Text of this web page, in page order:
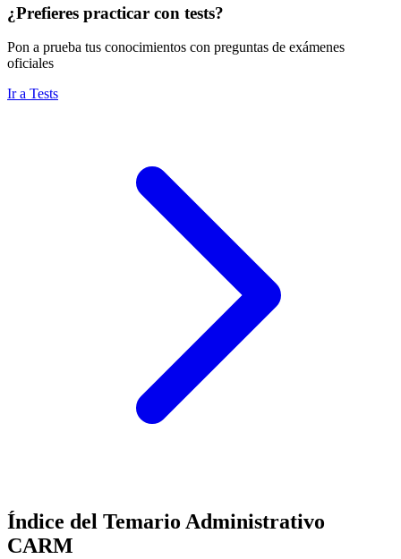
¿Prefieres practicar con tests?
Pon a prueba tus conocimientos con preguntas de exámenes
oficiales
Ir a Tests
Índice del Temario Administrativo
CARM